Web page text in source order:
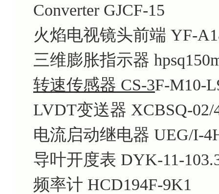
Converter GJCF-15
火焰电视镜头前端 YF-
三维膨胀指示器
转速传感器 CS-3F-M10-
LVDT变送器 XCBSQ-02/
电流启动继电器 UEG/I-
导叶开度表 DYK-11-
频率计 HCD194F-9K1